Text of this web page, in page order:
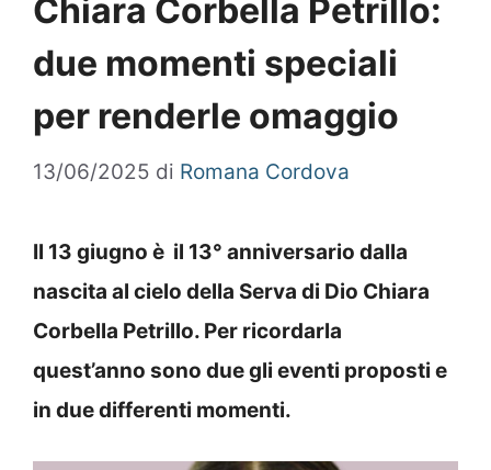
Chiara Corbella Petrillo:
due momenti speciali
per renderle omaggio
13/06/2025 di Romana Cordova
Il 13 giugno è il 13° anniversario dalla
nascita al cielo della Serva di Dio Chiara
Corbella Petrillo. Per ricordarla
quest’anno sono due gli eventi proposti e
in due differenti momenti.